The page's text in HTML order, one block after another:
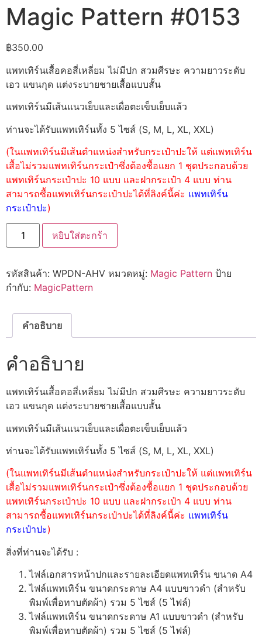
Magic Pattern #0153
฿350.00
แพทเทิร์นเสื้อคอสี่เหลี่ยม ไม่มีปก สวมศีรษะ ความยาวระดับ
เอว แขนกุด แต่งระบายชายเสื้อแบบสั้น
แพทเทิร์นมีเส้นแนวเย็บและเผื่อตะเข็บเย็บแล้ว
ท่านจะได้รับแพทเทิร์นทั้ง 5 ไซส์ (S, M, L, XL, XXL)
(ในแพทเทิร์นมีเส้นตำแหน่งสำหรับกระเป๋าปะให้ แต่แพทเทิร์น
เสื้อไม่รวมแพทเทิร์นกระเป๋าซึ่งต้องซื้อแยก 1 ชุดประกอบด้วย
แพทเทิร์นกระเป๋าปะ 10 แบบ และฝากระเป๋า 4 แบบ ท่าน
สามารถซื้อแพทเทิร์นกระเป๋าปะได้ที่ลิงค์นี้ค่ะ แพทเทิร์น
กระเป๋าปะ)
หยิบใส่ตะกร้า
รหัสสินค้า: WPDN-AHV หมวดหมู่: Magic Pattern ป้าย
กำกับ: MagicPattern
คำอธิบาย
คำอธิบาย
แพทเทิร์นเสื้อคอสี่เหลี่ยม ไม่มีปก สวมศีรษะ ความยาวระดับ
เอว แขนกุด แต่งระบายชายเสื้อแบบสั้น
แพทเทิร์นมีเส้นแนวเย็บและเผื่อตะเข็บเย็บแล้ว
ท่านจะได้รับแพทเทิร์นทั้ง 5 ไซส์ (S, M, L, XL, XXL)
(ในแพทเทิร์นมีเส้นตำแหน่งสำหรับกระเป๋าปะให้ แต่แพทเทิร์น
เสื้อไม่รวมแพทเทิร์นกระเป๋าซึ่งต้องซื้อแยก 1 ชุดประกอบด้วย
แพทเทิร์นกระเป๋าปะ 10 แบบ และฝากระเป๋า 4 แบบ ท่าน
สามารถซื้อแพทเทิร์นกระเป๋าปะได้ที่ลิงค์นี้ค่ะ แพทเทิร์น
กระเป๋าปะ)
สิ่งที่ท่านจะได้รับ :
ไฟล์เอกสารหน้าปกและรายละเอียดแพทเทิร์น ขนาด A4
ไฟล์แพทเทิร์น ขนาดกระดาษ A4 แบบขาวดำ (สำหรับ
พิมพ์เพื่อทาบตัดผ้า) รวม 5 ไซส์ (5 ไฟล์)
ไฟล์แพทเทิร์น ขนาดกระดาษ A1 แบบขาวดำ (สำหรับ
พิมพ์เพื่อทาบตัดผ้า) รวม 5 ไซส์ (5 ไฟล์)